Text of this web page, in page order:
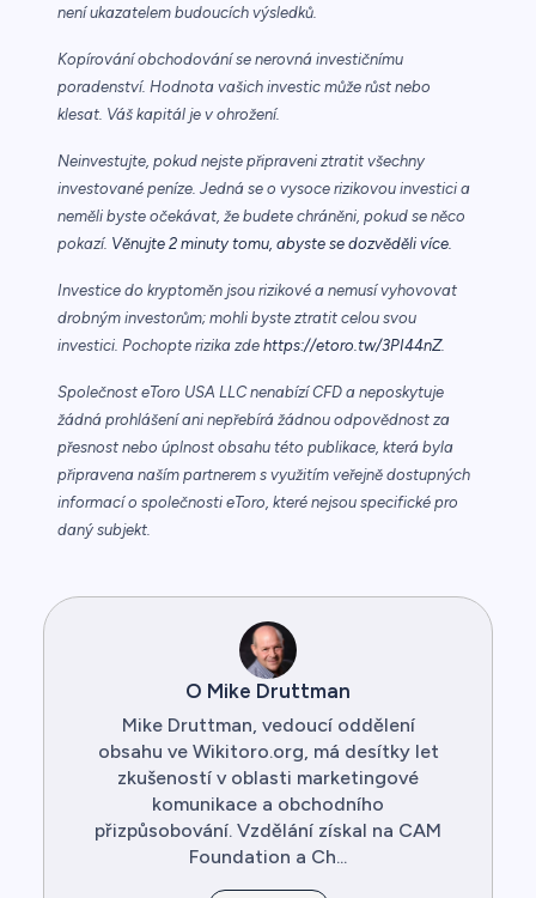
není ukazatelem budoucích výsledků.
Kopírování obchodování se nerovná investičnímu
poradenství. Hodnota vašich investic může růst nebo
klesat. Váš kapitál je v ohrožení.
Neinvestujte, pokud nejste připraveni ztratit všechny
investované peníze. Jedná se o vysoce rizikovou investici a
neměli byste očekávat, že budete chráněni, pokud se něco
pokazí. Věnujte 2 minuty tomu, abyste se dozvěděli více.
Investice do kryptoměn jsou rizikové a nemusí vyhovovat
drobným investorům; mohli byste ztratit celou svou
investici. Pochopte rizika zde https://etoro.tw/3PI44nZ.
Společnost eToro USA LLC nenabízí CFD a neposkytuje
žádná prohlášení ani nepřebírá žádnou odpovědnost za
přesnost nebo úplnost obsahu této publikace, která byla
připravena naším partnerem s využitím veřejně dostupných
informací o společnosti eToro, které nejsou specifické pro
daný subjekt.
O Mike Druttman
Mike Druttman, vedoucí oddělení
obsahu ve Wikitoro.org, má desítky let
zkušeností v oblasti marketingové
komunikace a obchodního
přizpůsobování. Vzdělání získal na CAM
Foundation a Ch...